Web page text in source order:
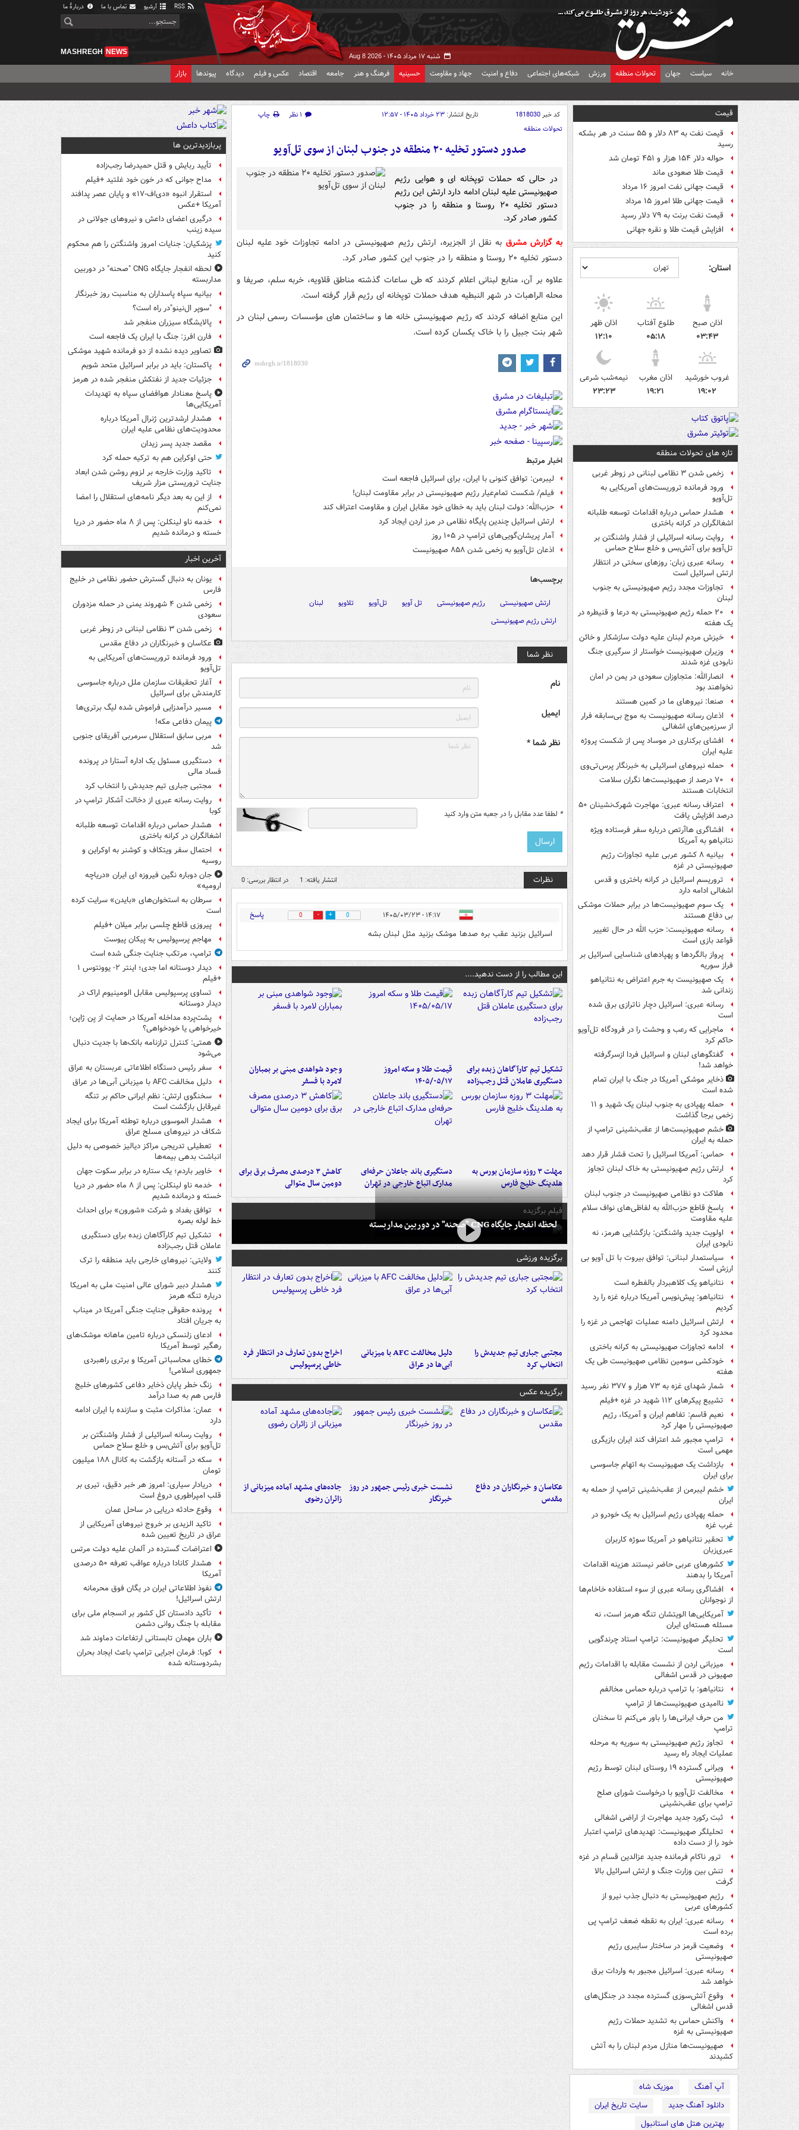
آرشیو تماس با ما دربارهٔ ما
شنبه ۱۷ مرداد ۱۴۰۵ - Aug 8 2026
MASHREGH NEWS
خانه سیاست جهان تحولات منطقه ورزش شبکه‌های اجتماعی دفاع و امنیت جهاد و مقاومت حسینیه فرهنگ و هنر جامعه اقتصاد عکس و فیلم دیدگاه پیوندها بازار
قیمت
قیمت نفت به ۸۳ دلار و ۵۵ سنت در هر بشکه
رسید
حواله دلار ۱۵۴ هزار و ۴۵۱ تومان شد
قیمت طلا صعودی ماند
قیمت جهانی نفت امروز ۱۶ مرداد
قیمت جهانی طلا امروز ۱۵ مرداد
قیمت نفت برنت به ۷۹ دلار رسید
افزایش قیمت طلا و نقره جهانی
استان:
اذان صبح
۰۳:۴۳
طلوع آفتاب
۰۵:۱۸
اذان ظهر
۱۲:۱۰
غروب خورشید
۱۹:۰۲
اذان مغرب
۱۹:۲۱
نیمه‌شب شرعی
۲۳:۲۳
تازه های تحولات منطقه
زخمی شدن ۳ نظامی لبنانی در زوطر غربی
ورود فرمانده تروریست‌های آمریکایی به
تل‌آویو
هشدار حماس درباره اقدامات توسعه طلبانه
اشغالگران در کرانه باختری
روایت رسانه اسرائیلی از فشار واشنگتن بر
تل‌آویو برای آتش‌بس و خلع سلاح حماس
رسانه عبری زبان: روزهای سختی در انتظار
ارتش اسرائیل است
تجاوزات مجدد رژیم صهیونیستی به جنوب
لبنان
۲۰ حمله رژیم صهیونیستی به درعا و قنیطره در
یک هفته
خیزش مردم لبنان علیه دولت سازشکار و خائن
وزیران صهیونیست خواستار از سرگیری جنگ
نابودی غزه شدند
انصارالله: متجاوزان سعودی در یمن در امان
نخواهند بود
صنعا: نیروهای ما در کمین‌ هستند
اذعان رسانه صهیونیست به موج بی‌سابقه فرار
از سرزمین‌های اشغالی
افشای برکناری در موساد پس از شکست پروژه
علیه ایران
حمله نیروهای اسرائیلی به خبرنگار پرس‌تی‌وی
۷۰ درصد از صهیونیست‌ها نگران سلامت
انتخابات هستند
اعتراف رسانه عبری: مهاجرت شهرک‌نشینان ۵۰
درصد افزایش یافت
افشاگری هاآرتص درباره سفر فرستاده ویژه
نتانیاهو به آمریکا
بیانیه ۸ کشور عربی علیه تجاوزات رژیم
صهیونیستی در غزه
تروریسم اسرائیل در کرانه باختری و قدس
اشغالی ادامه دارد
یک‌ سوم صهیونیست‌ها در برابر حملات موشکی
بی دفاع هستند
رسانه صهیونیست: حزب الله در حال تغییر
قواعد بازی است
پرواز بالگردها و پهپادهای شناسایی اسرائیل بر
فراز سوریه
یک صهیونیست به جرم اعتراض به نتانیاهو
زندانی شد
رسانه عبری: اسرائیل دچار ناترازی برق شده
است
ماجرایی که رعب و وحشت را در فرودگاه تل‌آویو
حاکم کرد
گفتگوهای لبنان و اسرائیل فردا ازسرگرفته
خواهد شد!
ذخایر موشکی آمریکا در جنگ با ایران تمام
شده است
حمله پهپادی به جنوب لبنان یک شهید و ۱۱
زخمی برجا گذاشت
خشم صهیونیست‌ها از عقب‌نشینی ترامپ از
حمله به ایران
حماس: آمریکا اسرائیل را تحت فشار قرار دهد
ارتش رژیم صهیونیستی به خاک لبنان تجاوز
کرد
هلاکت دو نظامی صهیونیست در جنوب لبنان
پاسخ قاطع حزب‌الله به لفاظی‌های نواف سلام
علیه مقاومت
اولویت جدید واشنگتن: بازگشایی هرمز، نه
نابودی ایران
سیاستمدار لبنانی: توافق بیروت با تل آویو بی
ارزش است
نتانیاهو یک کلاهبردار بالفطره است
نتانیاهو: پیش‌نویس آمریکا درباره غزه را رد
کردیم
ارتش اسرائیل دامنه عملیات تهاجمی در غزه را
محدود کرد
ادامه تجاوزات صهیونیستی به کرانه باختری
خودکشی سومین نظامی صهیونیست طی یک
هفته
شمار شهدای غزه به ۷۳ هزار و ۳۷۷ نفر رسید
تشییع پیکرهای ۱۱۲ شهید در غزه +فیلم
نعیم قاسم: تفاهم ایران و آمریکا، رژیم
صهیونیستی را مهار کرد
ترامپ مجبور شد اعتراف کند ایران بازیگری
مهمی است
بازداشت یک صهیونیست به اتهام جاسوسی
برای ایران
خشم لیبرمن از عقب‌نشینی ترامپ از حمله به
ایران
حمله پهپادی رژیم اسرائیل به یک خودرو در
غرب غزه
تحقیر نتانیاهو در آمریکا سوژه کاربران
عبری‌زبان
کشورهای عربی حاضر نیستند هزینه اقدامات
آمریکا را بدهند
افشاگری رسانه عبری از سوء استفاده خاخام‌ها
از نوجوانان
آمریکایی‌ها الویتشان تنگه هرمز است، نه
مسئله هسته‌ای ایران
تحلیگر صهیونیست: ترامپ استاد چرندگویی
است
میزبانی اردن از نشست مقابله با اقدامات رژیم
صهیونی در قدس اشغالی
نتانیاهو: با ترامپ درباره حماس مخالفم
ناامیدی صهیونیست‌ها از ترامپ
من حرف ایرانی‌ها را باور می‌کنم تا سخنان
ترامپ
تجاوز رژیم صهیونیستی به سوریه به مرحله
عملیات ایجاد راه رسید
ویرانی گسترده ۱۹ روستای لبنان توسط رژیم
صهیونیستی
مخالفت تل‌آویو با درخواست شورای صلح
ترامپ برای عقب‌نشینی
ثبت رکورد جدید مهاجرت از اراضی اشغالی
تحلیلگر صهیونیست: تهدیدهای ترامپ اعتبار
خود را از دست داده
ترور ناکام فرمانده جدید عزالدین قسام در غزه
تنش بین وزارت جنگ و ارتش اسرائیل بالا
گرفت
رژیم صهیونیستی به دنبال جذب نیرو از
کشورهای عربی
رسانه عبری: ایران به نقطه ضعف ترامپ پی
برده است
وضعیت قرمز در ساختار سایبری رژیم
صهیونیستی
رسانه عبری: اسرائیل مجبور به واردات برق
خواهد شد
وقوع آتش‌سوزی گسترده مجدد در جنگل‌های
قدس اشغالی
واکنش حماس به تشدید حملات رژیم
صهیونیستی به غزه
صهیونیست‌ها منازل مردم لبنان را به ‌آتش
کشیدند
آپ آهنگ
موزیک شاه
دانلود آهنگ جدید
سایت تاریخ ایران
بهترین هتل های استانبول
کد خبر1818030 تاریخ انتشار: ۲۳ خرداد ۱۴۰۵ - ۱۲:۵۷ ۱ نظر
چاپ
تحولات منطقه
صدور دستور تخلیه ۲۰ منطقه در جنوب لبنان از سوی تل‌آویو
در حالی که حملات توپخانه ای و هوایی رژیم
صهیونیستی علیه لبنان ادامه دارد ارتش این رژیم
دستور تخلیه ۲۰ روستا و منطقه را در جنوب
کشور صادر کرد.
به گزارش مشرق به نقل از الجزیره، ارتش رژیم صهیونیستی در ادامه تجاوزات خود علیه لبنان
دستور تخلیه ۲۰ روستا و منطقه را در جنوب این کشور صادر کرد.
علاوه بر آن، منابع لبنانی اعلام کردند که طی ساعات گذشته مناطق قلاویه، خربه سلم، صریفا و
محله الراهبات در شهر النبطیه هدف حملات توپخانه ای رژیم قرار گرفته است.
این منابع اضافه کردند که رژیم صهیونیستی خانه ها و ساختمان های مؤسسات رسمی لبنان در
شهر بنت جبیل را با خاک یکسان کرده است.
اخبار مرتبط
لیبرمن: توافق کنونی با ایران، برای اسرائیل فاجعه است
فیلم/ شکست تمام‌عیار رژیم صهیونیستی در برابر مقاومت لبنان!
حزب‌الله: دولت لبنان باید به خطای خود مقابل ایران و مقاومت اعتراف کند
ارتش اسرائیل چندین پایگاه نظامی در مرز اردن ایجاد کرد
آمار پریشان‌گویی‌های ترامپ در ۱۰۵ روز
اذعان تل‌آویو به زخمی شدن ۸۵۸ صهیونیست
برچسب‌ها
ارتش صهیونیستی رژیم صهیونیستی تل آویو تل‌آویو تلاویو
لبنان
ارتش رژیم صهیونیستی
نظر شما
نام
ایمیل
نظر شما *
* لطفا عدد مقابل را در جعبه متن وارد کنید
نظرات انتشار یافته: 1 در انتظار بررسی: 0
۱۴:۱۷ - ۱۴۰۵/۰۳/۲۳ 0
0 پاسخ
اسرائیل بزنید عقب بره صدها موشک بزنید مثل لبنان بشه
این مطالب را از دست ندهید....
تشکیل تیم کارآگاهان زبده برای
دستگیری عاملان قتل رجب‌زاده
قیمت طلا و سکه امروز
۱۴۰۵/۰۵/۱۷
وجود شواهدی مبنی بر بمباران
لامرد با فسفر
مهلت ۳ روزه سازمان بورس به
هلدینگ خلیج فارس
دستگیری باند جاعلان حرفه‌ای
مدارک اتباع خارجی در تهران
کاهش ۳ درصدی مصرف برق برای
دومین سال متوالی
فیلم برگزیده
لحظه انفجار جایگاه CNG "صحنه" در دوربین مداربسته
برگزیده ورزشی
مجتبی جباری تیم جدیدش را
انتخاب کرد
دلیل مخالفت AFC با میزبانی
آبی‌ها در عراق
اخراج بدون تعارف در انتظار فرد
خاطی پرسپولیس
برگزیده عکس
عکاسان و خبرنگاران در دفاع
مقدس
نشست خبری رئیس جمهور در روز
خبرنگار
جاده‌های مشهد آماده میزبانی از
زائران رضوی
پربازدیدترین ها
تأیید ربایش و قتل حمیدرضا رجب‌زاده
مداح جوانی که در خون خود غلتید +فیلم
استقرار انبوه «دی‌اف‑۱۷» و پایان عصر پدافند
آمریکا +عکس
درگیری اعضای داعش و نیروهای جولانی در
سیده زینب
پزشکیان: جنایات امروز واشنگتن را هم محکوم
کنید
لحظه انفجار جایگاه CNG "صحنه" در دوربین
مداربسته
بیانیه سپاه پاسداران به مناسبت روز خبرنگار
"سوپر ال‌نینو"در راه است؟
پالایشگاه سیزران منفجر شد
فارن افرز: جنگ با ایران یک فاجعه است
تصاویر دیده‌ نشده از دو فرمانده شهید موشکی
پاکستان: باید در برابر اسرائیل متحد شویم
جزئیات جدید از نفتکش منفجر شده در هرمز
پاسخ معنادار هوافضای سپاه به تهدیدات
آمریکایی‌ها
هشدار ارشدترین ژنرال آمریکا درباره
محدودیت‌های نظامی علیه ایران
مقصد جدید پسر زیدان
حتی اوکراین هم به ترکیه حمله کرد
تاکید وزارت خارجه بر لزوم روشن شدن ابعاد
جنایت تروریستی مزار شریف
از این به بعد دیگر نامه‌های استقلال را امضا
نمی‌کنم
خدمه ناو لینکلن: پس از ۸ ماه حضور در دریا
خسته و درمانده‌ شدیم
آخرین اخبار
یونان به دنبال گسترش حضور نظامی در خلیج
فارس
زخمی شدن ۴ شهروند یمنی در حمله مزدوران
سعودی
زخمی شدن ۳ نظامی لبنانی در زوطر غربی
عکاسان و خبرنگاران در دفاع مقدس
ورود فرمانده تروریست‌های آمریکایی به
تل‌آویو
آغاز تحقیقات سازمان ملل درباره جاسوسی
کارمندش برای اسرائیل
مسیر درآمدزایی فراموش شده لیگ برتری‌ها
پیمان دفاعی مکه!
مربی سابق استقلال سرمربی آفریقای جنوبی
شد
دستگیری مسئول یک اداره آستارا در پرونده
فساد مالی
مجتبی جباری تیم جدیدش را انتخاب کرد
روایت رسانه عبری از دخالت آشکار ترامپ در
کوبا
هشدار حماس درباره اقدامات توسعه طلبانه
اشغالگران در کرانه باختری
احتمال سفر ویتکاف و کوشنر به اوکراین و
روسیه
جان دوباره نگین فیروزه ای ایران «دریاچه
ارومیه»
سرطان به استخوان‌های «بایدن» سرایت کرده
است
پیروزی قاطع چلسی برابر میلان +فیلم
مهاجم پرسپولیس به پیکان پیوست
ترامپ، مرتکب جنایت جنگی شده است
دیدار دوستانه اما جدی؛ اینتر ۲- یوونتوس ۱
+فیلم
تساوی پرسپولیس مقابل الومینیوم اراک در
دیدار دوستانه
پشت‌پرده مداخله آمریکا در حمایت از یِن ژاپن؛
خیرخواهی یا خودخواهی؟
همتی: کنترل ترازنامه بانک‌ها با جدیت دنبال
می‌شود
سفر رئیس دستگاه اطلاعاتی عربستان به عراق
دلیل مخالفت AFC با میزبانی آبی‌ها در عراق
سخنگوی ارتش: نظم ایرانی حاکم بر تنگه
غیرقابل بازگشت است
هشدار الموسوی درباره توطئه آمریکا برای ایجاد
شکاف در نیروهای مسلح عراق
تعطیلی تدریجی مراکز دیالیز خصوصی به دلیل
انباشت بدهی بیمه‌ها
خاویر باردم؛ یک ستاره در برابر سکوت جهان
خدمه ناو لینکلن: پس از ۸ ماه حضور در دریا
خسته و درمانده‌ شدیم
توافق بغداد و شرکت «شورون» برای احداث
خط لوله بصره
تشکیل تیم کارآگاهان زبده برای دستگیری
عاملان قتل رجب‌زاده
ولایتی: نیروهای خارجی باید منطقه را ترک
کنند
هشدار دبیر شورای عالی امنیت ملی به امریکا
درباره تنگه هرمز
پرونده حقوقی جنایت جنگی آمریکا در میناب
به جریان افتاد
ادعای زلنسکی درباره تامین ماهانه موشک‌های
رهگیر توسط آمریکا
خطای محاسباتی آمریکا و برتری راهبردی
جمهوری اسلامی!
زنگ خطر پایان ذخایر دفاعی کشورهای خلیج
فارس هم به صدا درآمد
عمان: مذاکرات مثبت و سازنده با ایران ادامه
دارد
روایت رسانه اسرائیلی از فشار واشنگتن بر
تل‌آویو برای آتش‌بس و خلع سلاح حماس
سکه در آستانه بازگشت به کانال ۱۸۸ میلیون
تومان
دریادار سیاری: امروز هر خبر دقیق، تیری بر
قلب امپراطوری دروغ است
وقوع حادثه دریایی در ساحل عمان
تاکید الزیدی بر خروج نیروهای آمریکایی از
عراق در تاریخ تعیین شده
اعتراضات گسترده در آلمان علیه دولت مرتس
هشدار کانادا درباره عواقب تعرفه ۵۰ درصدی
آمریکا
نفوذ اطلاعاتی ایران در یگان فوق محرمانه
ارتش اسرائیل!
تأکید دادستان کل کشور بر انسجام ملی برای
مقابله با جنگ روانی دشمن
باران مهمان تابستانی ارتفاعات دماوند شد
کوبا: فرمان اجرایی ترامپ باعث ایجاد بحران
بشردوستانه شده